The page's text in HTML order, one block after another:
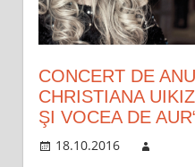
CONCERT DE
CHRISTIANA
ŞI VOCEA DE
18.10.2016